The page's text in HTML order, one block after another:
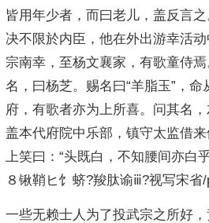
皆用年少者，而曰老儿，盖反言
决不限於内臣，他在外出游幸活
宗南幸，至杨文襄家，有歌童侍
名，曰杨芝。赐名曰“羊脂玉”，
府，有歌者亦为上所喜。问其名，
盖本代府院中乐部，镇守太监借来
上笑曰：“头既白，不知腰间亦白
８锹鞘ヒ饣蛴?羧肽谕ⅲ?视写宋省/
一些无赖士人为了投武宗之所好，